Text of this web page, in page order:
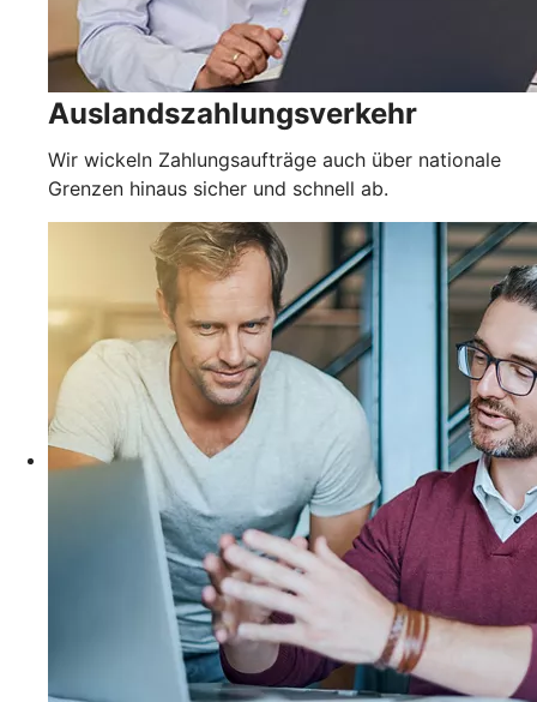
Auslandszahlungsverkehr
Wir wickeln Zahlungsaufträge auch über nationale
Grenzen hinaus sicher und schnell ab.